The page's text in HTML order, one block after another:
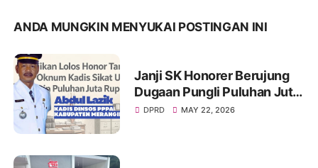
ANDA MUNGKIN MENYUKAI POSTINGAN INI
Janji SK Honorer Berujung
Dugaan Pungli Puluhan Juta,
Nama Eks Kadis Damkar
DPRD MAY 22, 2026